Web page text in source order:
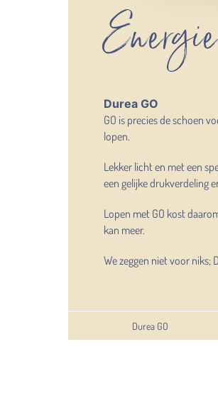
Durea GO
GO is precies de schoen
lopen.
Lekker licht en met een
een gelijke drukverdeling
Lopen met GO kost
kan meer.
We zeggen niet voor niks;
Durea GO